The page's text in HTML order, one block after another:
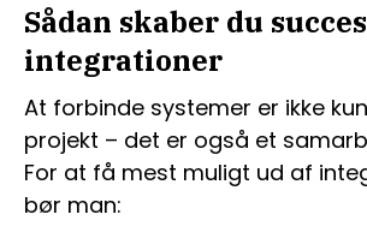
Sådan skaber du
integrationer
At forbinde systemer er ikke
projekt – det er også et
For at få mest muligt ud af
bør man: